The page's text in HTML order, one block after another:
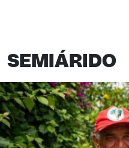
SEMIÁRIDO